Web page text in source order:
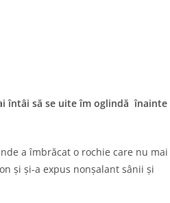
întâi să se uite îm oglindă înainte
a îmbrăcat o rochie care nu mai
și și-a expus nonșalant sânii și